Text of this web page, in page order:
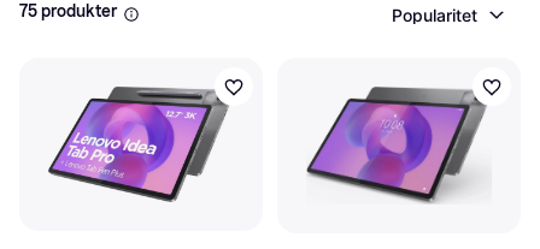
75 produkter Popularitet